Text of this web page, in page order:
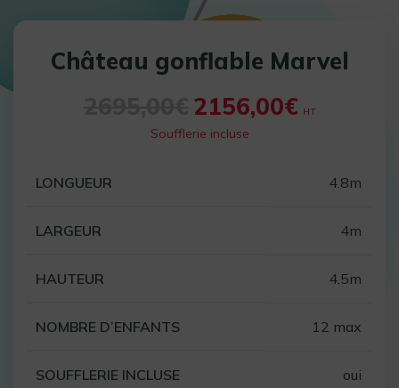
Château gonflable Marvel
2156,00€ HT
Soufflerie incluse
LONGUEUR 4.8m
LARGEUR 4m
HAUTEUR 4.5m
NOMBRE D’ENFANTS 12 max
SOUFFLERIE INCLUSE oui